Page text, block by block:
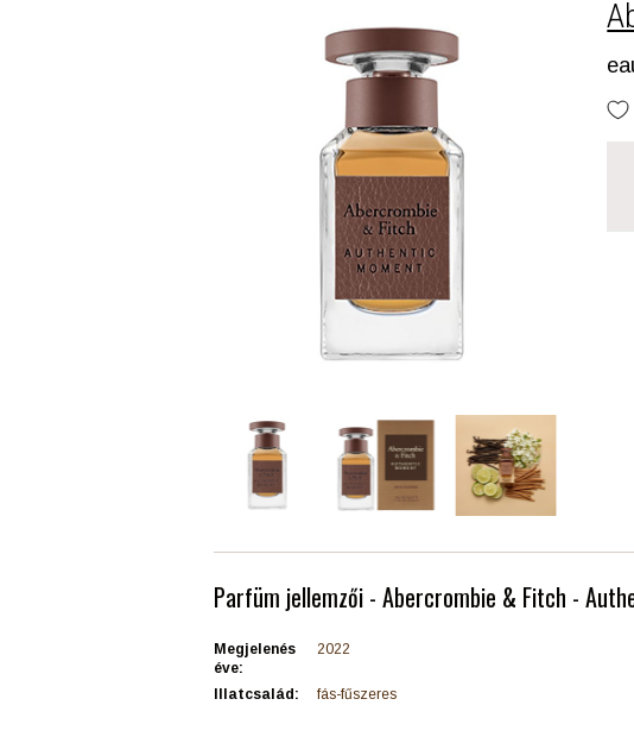
Parfüm jellemzői - Abercrombie & Fitch -
Megjelenés
éve:
2022
Illatcsalád: fás-fűszeres